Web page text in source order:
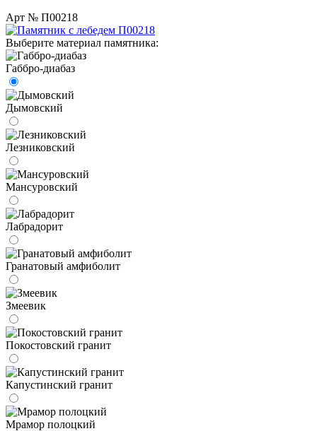
Арт № П00218
Выберите материал памятника:
Габбро-диабаз
Дымовский
Лезниковский
Мансуровский
Лабрадорит
Гранатовый амфиболит
Змеевик
Покостовский гранит
Капустинский гранит
Мрамор полоцкий